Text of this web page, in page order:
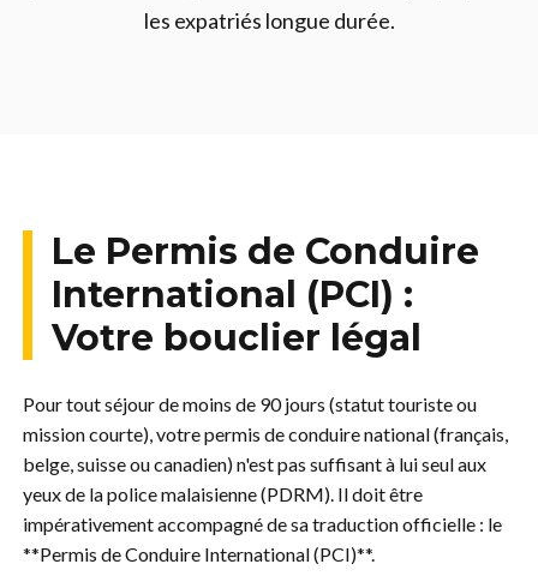
les expatriés longue durée.
Le Permis de Conduire
International (PCI) :
Votre bouclier légal
Pour tout séjour de moins de 90 jours (statut touriste ou
mission courte), votre permis de conduire national (français,
belge, suisse ou canadien) n'est pas suffisant à lui seul aux
yeux de la police malaisienne (PDRM). Il doit être
impérativement accompagné de sa traduction officielle : le
**Permis de Conduire International (PCI)**.